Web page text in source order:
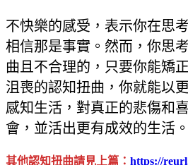
不快樂的感受，表示你在思
相信那是事實。然而，你思
曲且不合理的，只要你能矯
沮喪的認知扭曲，你就能以
感知生活，對真正的悲傷和
會，並活出更有成效的生活。
其他認知扭曲請見上篇： https://